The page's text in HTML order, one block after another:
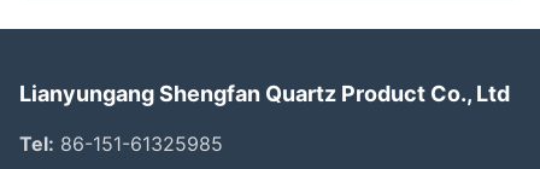
Lianyungang Shengfan Quartz Product Co., Ltd
Tel: 86-151-61325985